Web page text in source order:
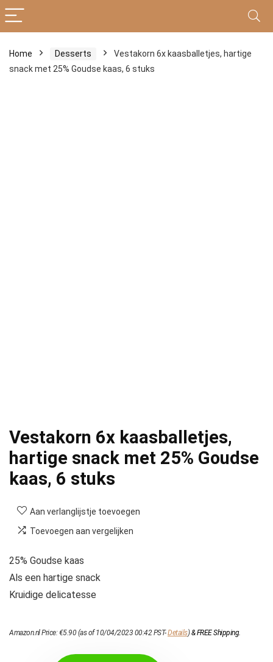
Home Desserts
Vestakorn 6x kaasballetjes, hartige
snack met 25% Goudse kaas, 6 stuks
Vestakorn 6x kaasballetjes,
hartige snack met 25% Goudse
kaas, 6 stuks
Aan verlanglijstje toevoegen
Toevoegen aan vergelijken
25% Goudse kaas
Als een hartige snack
Kruidige delicatesse
Amazon.nl Price:€5.90(as of 10/04/2023 00:42 PST-Details)&FREE Shipping.